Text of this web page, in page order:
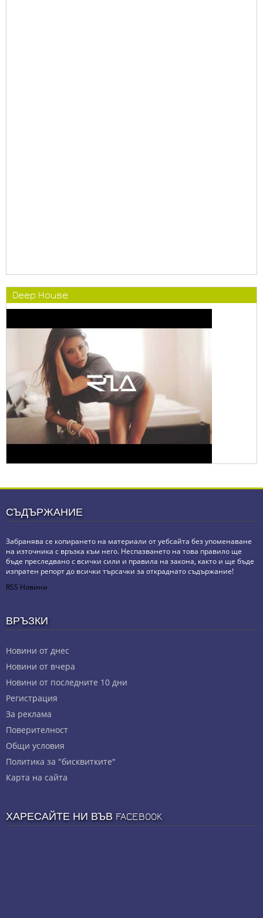
Deep House
СЪДЪРЖАНИЕ
Забранява се копирането на материали от уебсайта без упоменаване
на източника с връзка към него. Неспазването на това правило ще
бъде преследвано с всички сили и правила на закона, както и ще бъде
изпратен репорт до всички търсачки за откраднато съдържание!
RSS Новини
ВРЪЗКИ
Новини от днес
Новини от вчера
Новини от последните 10 дни
Регистрация
За реклама
Πoвepитeлнocт
Общи условия
Политика за "бисквитките"
Карта на сайта
ХАРЕСАЙТЕ НИ ВЪВ FACEBOOK